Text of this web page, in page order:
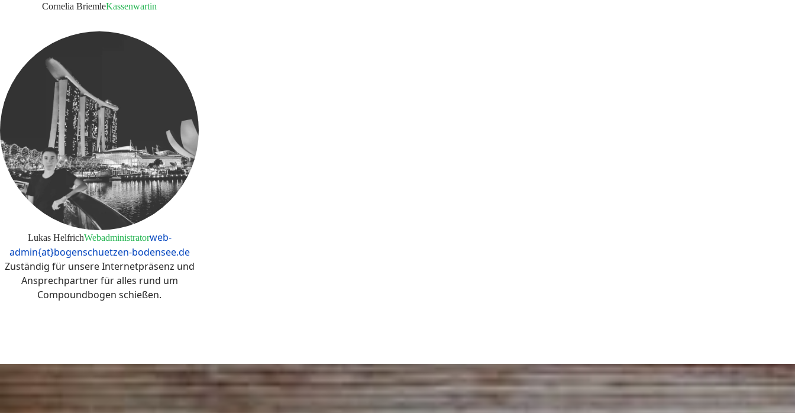
Cornelia BriemleKassenwartin
Lukas HelfrichWebadministratorweb-
admin{at}bogenschuetzen-bodensee.de
Zuständig für unsere Internetpräsenz und
Ansprechpartner für alles rund um
Compoundbogen schießen.